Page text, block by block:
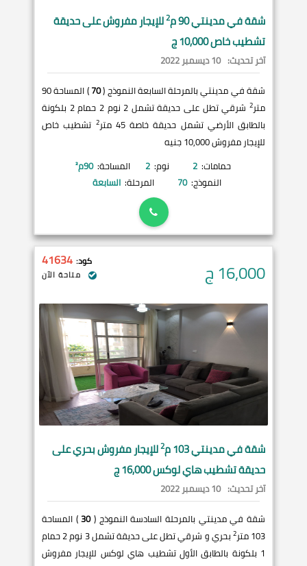
شقة فيمدينتي90 م 2للإيجار مفروش على حديقة
تشطيب خاص 10,000 ج
آخر تحديث: 10 ديسمبر 2022
شقة في مدينتي بالمرحلة السابعة النموذج (70
) المساحة 90
متر2
شرقي تطل على حديقة تشمل 2 نوم 2 حمام 2 بلكونة
بالطابق الأرضي تشمل حديقة خاصة 45 متر
2 تشطيب خاص
للإيجار مفروش 10,000 جنيه
حمامات: 2 نوم: 2 المساحة: 90م²
النموذج: 70 المرحلة: السابعة
16,000ج كود: 41634
متاحة الآن
شقة فيمدينتي 2للإيجار مفروش بحري على
حديقة تشطيب هاي لوكس 16,000 ج
آخر تحديث: 10 ديسمبر 2022
شقة في مدينتي بالمرحلة السادسة النموذج (30) المساحة
103 متر
2
بحري و شرقي تطل على حديقة تشمل 3 نوم 2 حمام
1 بلكونة بالطابق الأول تشطيب هاي لوكس للإيجار مفروش